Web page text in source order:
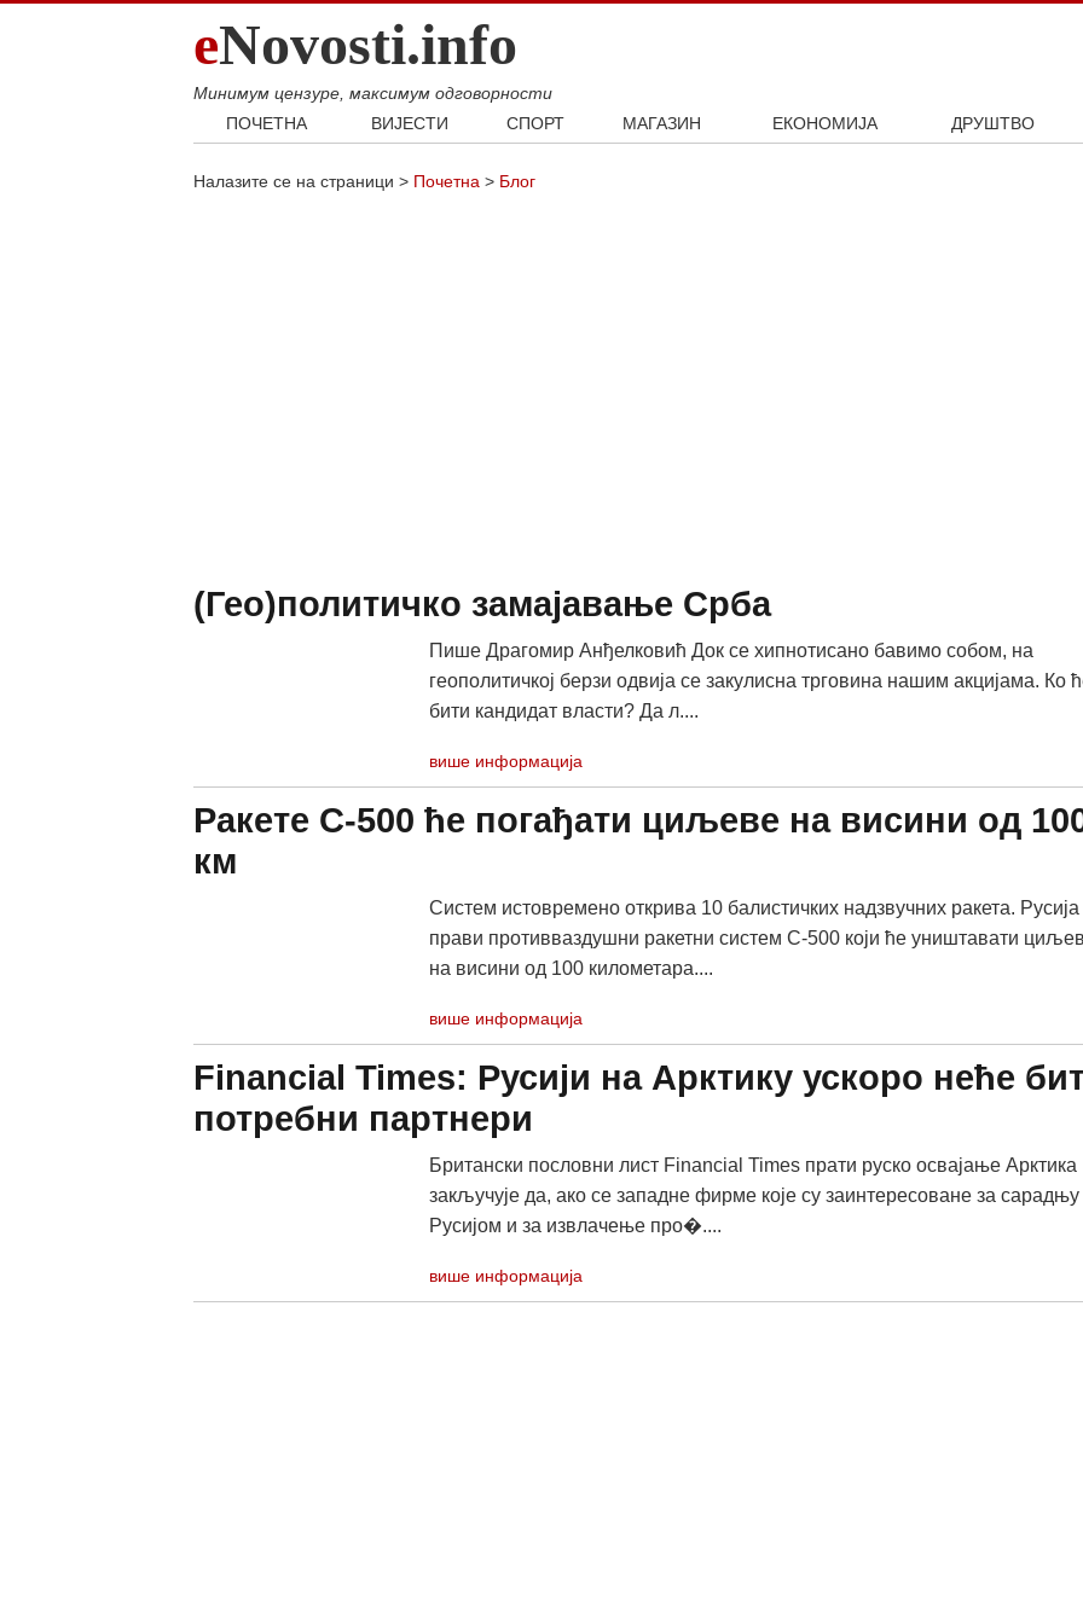
eNovosti.info
Минимум цензуре, максимум одговорности
ПОЧЕТНА
ВИЈЕСТИ
Балкан
СПОРТ
Кошарка
МАГАЗИН
ЕКОНОМИЈА
ДРУШТВО
Налазите се на страници > Почетна > Блог
(Гео)политичко замајавање Срба
Пише Драгомир Анђелковић Док се хипнотисано бавимо собом, на
геополитичкој берзи одвија се закулисна трговина нашим акцијама. Ко
бити кандидат власти? Да л....
више информација
Ракете С-500 ће погађати циљеве на висини од
км
Систем истовремено открива 10 балистичких надзвучних ракета. Русија
прави противваздушни ракетни систем С-500 који ће уништавати
на висини од 100 километара....
више информација
Financial Times: Русији на Арктику ускоро неће
потребни партнери
Британски пословни лист Financial Times прати руско освајање Арктика
закључује да, ако се западне фирме које су заинтересоване за сарадњу
Русијом и за извлачење про�....
више информација